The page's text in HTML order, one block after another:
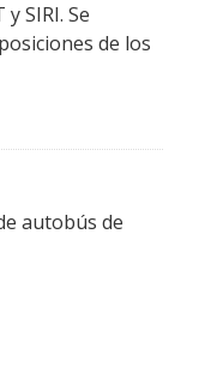
SIRI. Se
de los
autobús de